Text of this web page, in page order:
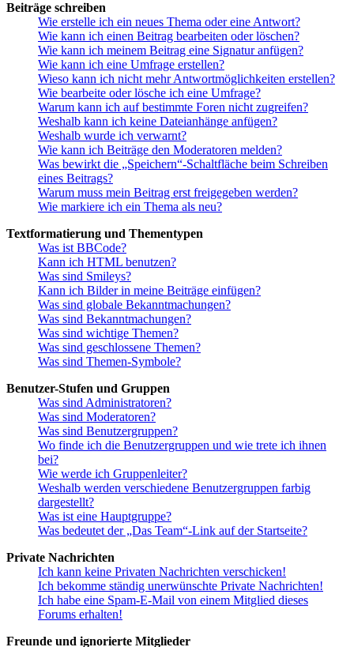
Beiträge schreiben
Wie erstelle ich ein neues Thema oder eine Antwort?
Wie kann ich einen Beitrag bearbeiten oder löschen?
Wie kann ich meinem Beitrag eine Signatur anfügen?
Wie kann ich eine Umfrage erstellen?
Wieso kann ich nicht mehr Antwortmöglichkeiten erstellen?
Wie bearbeite oder lösche ich eine Umfrage?
Warum kann ich auf bestimmte Foren nicht zugreifen?
Weshalb kann ich keine Dateianhänge anfügen?
Weshalb wurde ich verwarnt?
Wie kann ich Beiträge den Moderatoren melden?
Was bewirkt die „Speichern“-Schaltfläche beim Schreiben
eines Beitrags?
Warum muss mein Beitrag erst freigegeben werden?
Wie markiere ich ein Thema als neu?
Textformatierung und Thementypen
Was ist BBCode?
Kann ich HTML benutzen?
Was sind Smileys?
Kann ich Bilder in meine Beiträge einfügen?
Was sind globale Bekanntmachungen?
Was sind Bekanntmachungen?
Was sind wichtige Themen?
Was sind geschlossene Themen?
Was sind Themen-Symbole?
Benutzer-Stufen und Gruppen
Was sind Administratoren?
Was sind Moderatoren?
Was sind Benutzergruppen?
Wo finde ich die Benutzergruppen und wie trete ich ihnen
bei?
Wie werde ich Gruppenleiter?
Weshalb werden verschiedene Benutzergruppen farbig
dargestellt?
Was ist eine Hauptgruppe?
Was bedeutet der „Das Team“-Link auf der Startseite?
Private Nachrichten
Ich kann keine Privaten Nachrichten verschicken!
Ich bekomme ständig unerwünschte Private Nachrichten!
Ich habe eine Spam-E-Mail von einem Mitglied dieses
Forums erhalten!
Freunde und ignorierte Mitglieder